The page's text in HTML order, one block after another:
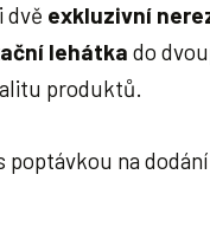
dvě exkluzivní
lehátka do
produktů.
poptávkou na